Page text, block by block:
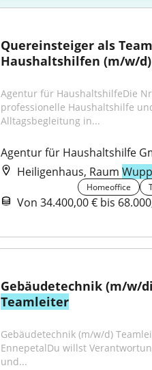
Quereinsteiger als
Haushaltshilfen (m/w/d)
Agentur für HaushaltshilfeDie
professionelle Haushaltshilfe
Alltagsbegleitung in...
Agentur für Haushaltshilfe
Heiligenhaus, Raum
Homeoffice
Von 34.400,00 € bis
Teamleiter
Gebäudetechnik (m/w/d)
EnnepetalDu willst
und...